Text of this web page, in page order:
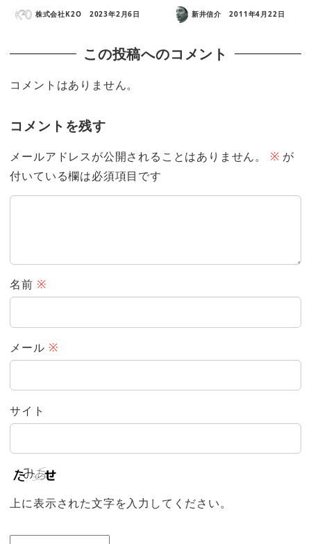
株式会社K2O 2023年2月6日 新井信介 2011年4月22日
この投稿へのコメント
コメントはありません。
コメントを残す
メールアドレスが公開されることはありません。 ※ が
付いている欄は必須項目です
名前 ※
メール ※
サイト
上に表示された文字を入力してください。